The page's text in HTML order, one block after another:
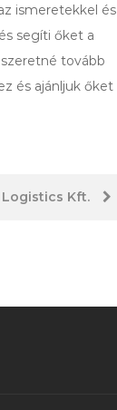
ismeretekkel és
segíti őket a
tovább
és ajánljuk őket
Logistics Kft.